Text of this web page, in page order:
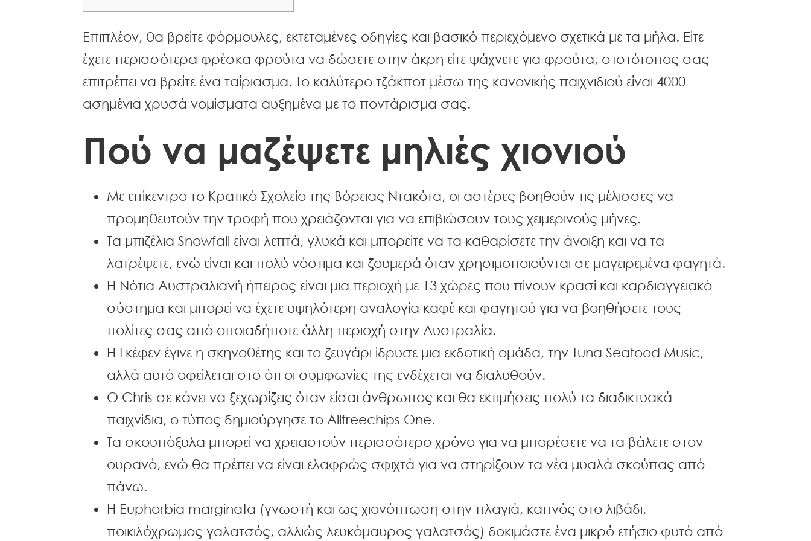
Επιπλέον, θα βρείτε φόρμουλες, εκτεταμένες οδηγίες και βασικό περιεχόμενο σχετικά με τα μήλα. Είτε
έχετε περισσότερα φρέσκα φρούτα να δώσετε στην άκρη είτε ψάχνετε για φρούτα, ο ιστότοπος σας
επιτρέπει να βρείτε ένα ταίριασμα. Το καλύτερο τζάκποτ μέσω της κανονικής παιχνιδιού είναι 4000
ασημένια χρυσά νομίσματα αυξημένα με το ποντάρισμα σας.
Πού να μαζέψετε μηλιές χιονιού
Με επίκεντρο το Κρατικό Σχολείο της Βόρειας Ντακότα, οι αστέρες βοηθούν τις μέλισσες να
προμηθευτούν την τροφή που χρειάζονται για να επιβιώσουν τους χειμερινούς μήνες.
Τα μπιζέλια Snowfall είναι λεπτά, γλυκά και μπορείτε να τα καθαρίσετε την άνοιξη και να τα
λατρέψετε, ενώ είναι και πολύ νόστιμα και ζουμερά όταν χρησιμοποιούνται σε μαγειρεμένα φαγητά.
Η Νότια Αυστραλιανή ήπειρος είναι μια περιοχή με 13 χώρες που πίνουν κρασί και καρδιαγγειακό
σύστημα και μπορεί να έχετε υψηλότερη αναλογία καφέ και φαγητού για να βοηθήσετε τους
πολίτες σας από οποιαδήποτε άλλη περιοχή στην Αυστραλία.
Η Γκέφεν έγινε η σκηνοθέτης και το ζευγάρι ίδρυσε μια εκδοτική ομάδα, την Tuna Seafood Music,
αλλά αυτό οφείλεται στο ότι οι συμφωνίες της ενδέχεται να διαλυθούν.
Ο Chris σε κάνει να ξεχωρίζεις όταν είσαι άνθρωπος και θα εκτιμήσεις πολύ τα διαδικτυακά
παιχνίδια, ο τύπος δημιούργησε το Allfreechips One.
Τα σκουπόξυλα μπορεί να χρειαστούν περισσότερο χρόνο για να μπορέσετε να τα βάλετε στον
ουρανό, ενώ θα πρέπει να είναι ελαφρώς σφιχτά για να στηρίξουν τα νέα μυαλά σκούπας από
πάνω.
Η Euphorbia marginata (γνωστή και ως χιονόπτωση στην πλαγιά, καπνός στο λιβάδι,
ποικιλόχρωμος γαλατσός, αλλιώς λευκόμαυρος γαλατσός) δοκιμάστε ένα μικρό ετήσιο φυτό από